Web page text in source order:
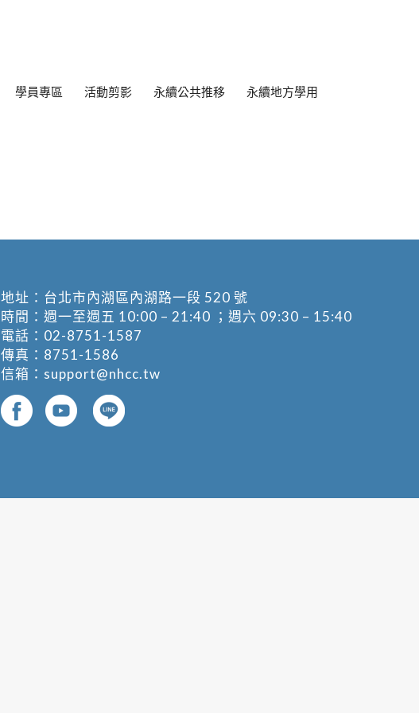
學員專區 活動剪影 永續公共推移 永續地方學用
地址： 台北市內湖區內湖路一段 520 號
時間：週一至週五 10:00 – 21:40 ；週六 09:30 – 15:40
電話： 02-8751-1587
傳真：8751-1586
信箱： support@nhcc.tw